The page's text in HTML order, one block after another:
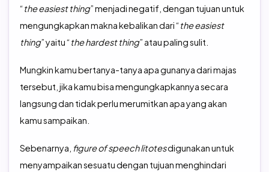
“the easiest thing” menjadi negatif, dengan tujuan untuk
mengungkapkan makna kebalikan dari “the easiest
thing” yaitu “the hardest thing” atau paling sulit.
Mungkin kamu bertanya-tanya apa gunanya dari majas
tersebut, jika kamu bisa mengungkapkannya secara
langsung dan tidak perlu merumitkan apa yang akan
kamu sampaikan.
Sebenarnya, figure of speech litotesdigunakan untuk
menyampaikan sesuatu dengan tujuan menghindari